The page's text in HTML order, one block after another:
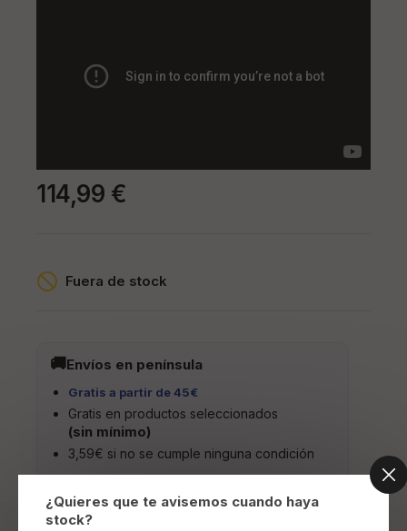
114,99 €
Fuera de stock
Envíos en península
Gratis a partir de 45€
Gratis en productos seleccionados
(sin mínimo)
3,59€ si no se cumple ninguna condición
¿Quieres que te avisemos cuando haya
stock?